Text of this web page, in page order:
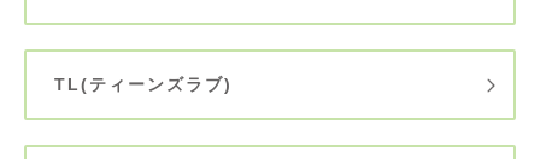
TL(ティーンズラブ)